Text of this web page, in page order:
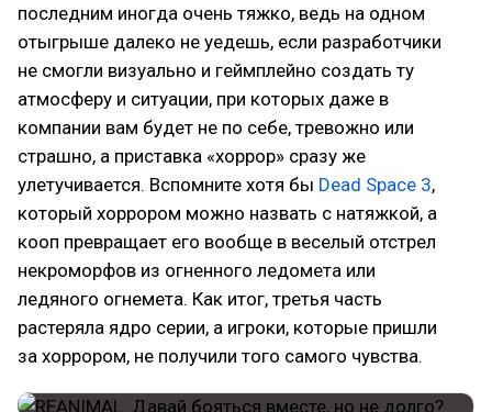
последним иногда очень тяжко, ведь на одном
отыгрыше далеко не уедешь, если разработчики
не смогли визуально и геймплейно создать ту
атмосферу и ситуации, при которых даже в
компании вам будет не по себе, тревожно или
страшно, а приставка «хоррор» сразу же
улетучивается. Вспомните хотя бы Dead Space 3,
который хоррором можно назвать с натяжкой, а
кооп превращает его вообще в веселый отстрел
некроморфов из огненного ледомета или
ледяного огнемета. Как итог, третья часть
растеряла ядро серии, а игроки, которые пришли
за хоррором, не получили того самого чувства.